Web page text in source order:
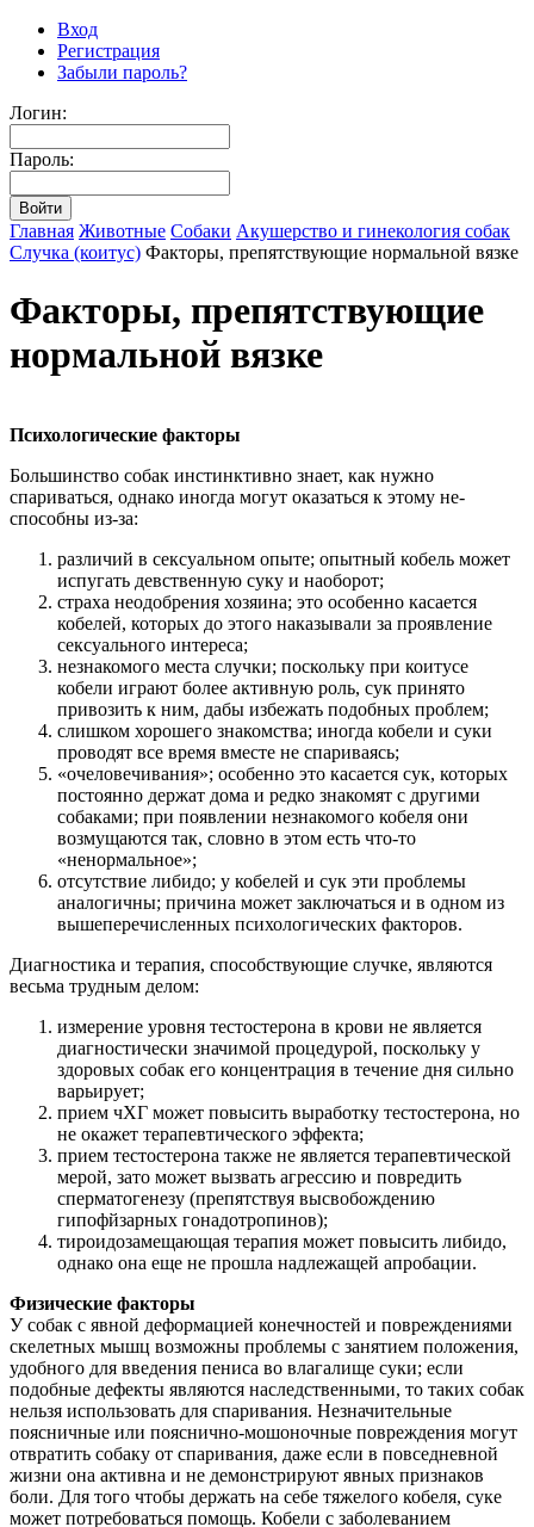
Вход
Регистрация
Забыли пароль?
Логин:
Пароль:
Главная Животные Собаки Акушерство и гинекология собак
Случка (коитус) Факторы, препятствующие нормальной вязке
Факторы, препятствующие
нормальной вязке
Психологические факторы
Большинство собак инстинктивно знает, как нужно
спариваться, однако иногда могут оказаться к этому не­
способны из-за:
различий в сексуальном опыте; опытный кобель может
испугать девственную суку и наоборот;
страха неодобрения хозяина; это особенно касается
кобелей, которых до этого наказывали за проявление
сексуального интереса;
незнакомого места случки; поскольку при коитусе
кобели играют более активную роль, сук принято
привозить к ним, дабы избежать подобных проблем;
слишком хорошего знакомства; иногда кобели и суки
проводят все время вместе не спариваясь;
«очеловечивания»; особенно это касается сук, которых
постоянно держат дома и редко знакомят с другими
собаками; при появлении незнакомого кобеля они
возмущаются так, словно в этом есть что-то
«ненормальное»;
отсутствие либидо; у кобелей и сук эти проблемы
аналогичны; причина может заключаться и в одном из
вышеперечисленных психологических факторов.
Диагностика и терапия, способствующие случке, являются
весьма трудным делом:
измерение уровня тестостерона в крови не является
диагностически значимой процедурой, поскольку у
здоровых собак его концентрация в течение дня сильно
варьирует;
прием чХГ может повысить выработку тестостерона, но
не окажет терапевтического эффекта;
прием тестостерона также не является терапевтической
мерой, зато может вызвать агрессию и повредить
сперматогенезу (препятствуя высвобождению
гипофйзарных гонадотропинов);
тироидозамещающая терапия может повысить либидо,
однако она еще не прошла надлежащей апробации.
Физические факторы
У собак с явной деформацией конечностей и повреждениями
скелетных мышц возможны проблемы с занятием положения,
удобного для введения пениса во влагалище суки; если
подобные дефекты являются наследственными, то таких собак
нельзя использовать для спаривания. Незначительные
поясничные или пояснично-мошоночные повреждения могут
отвратить собаку от спаривания, даже если в повседневной
жизни она активна и не демонстрируют явных признаков
боли. Для того чтобы держать на себе тяжелого кобеля, суке
может потребоваться помощь. Кобели с заболеванием